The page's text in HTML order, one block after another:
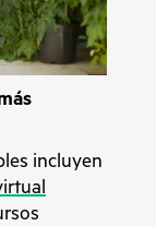
incluyen